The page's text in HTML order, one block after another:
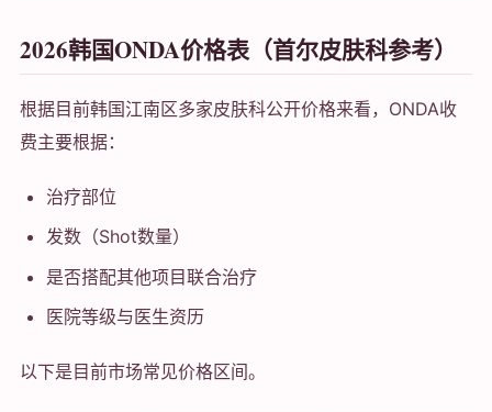
2026韩国ONDA价格表（首尔皮肤科参考）
根据目前韩国江南区多家皮肤科公开价格来看，ONDA收
费主要根据：
治疗部位
发数（Shot数量）
是否搭配其他项目联合治疗
医院等级与医生资历
以下是目前市场常见价格区间。